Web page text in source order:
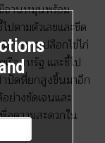
มีจานหมุนพร้อม
ตามตัวเลขและขีด
รือขาวเปลือกไข่ไก่
รือสหรัฐ และชี้ไป
ปัดที่ยกสูงขึ้นมาอีก
ย่างชัดเจนและ
พื่อความสะดวกใน